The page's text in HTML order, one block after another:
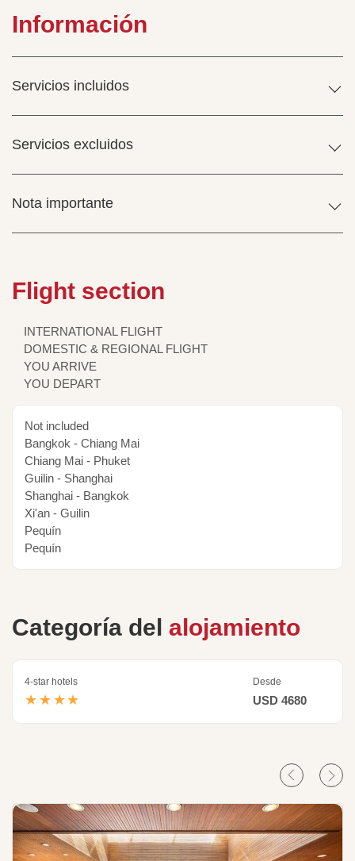
Información
Servicios incluidos
Servicios excluidos
Nota importante
Flight section
INTERNATIONAL FLIGHT
DOMESTIC & REGIONAL FLIGHT
YOU ARRIVE
YOU DEPART
Not included
Bangkok - Chiang Mai
Chiang Mai - Phuket
Guilin - Shanghai
Shanghai - Bangkok
Xi'an - Guilin
Pequín
Pequín
Categoría del alojamiento
4-star hotels
★★★★
Desde
USD 4680